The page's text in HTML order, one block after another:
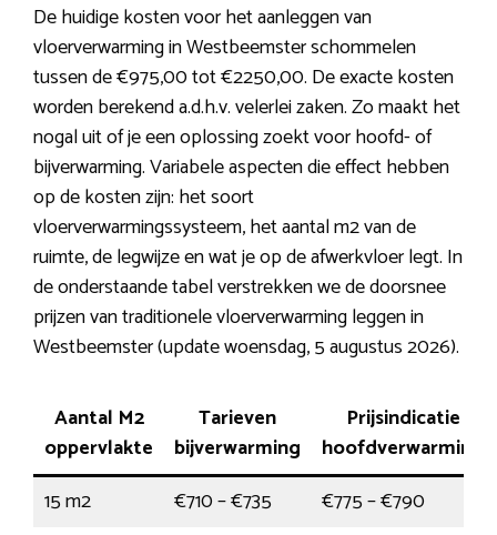
De huidige kosten voor het aanleggen van
vloerverwarming in Westbeemster schommelen
tussen de €975,00 tot €2250,00. De exacte kosten
worden berekend a.d.h.v. velerlei zaken. Zo maakt het
nogal uit of je een oplossing zoekt voor hoofd- of
bijverwarming. Variabele aspecten die effect hebben
op de kosten zijn: het soort
vloerverwarmingssysteem, het aantal m2 van de
ruimte, de legwijze en wat je op de afwerkvloer legt. In
de onderstaande tabel verstrekken we de doorsnee
prijzen van traditionele vloerverwarming leggen in
Westbeemster (update woensdag, 5 augustus 2026).
Aantal M2
oppervlakte
Tarieven
bijverwarming
Prijsindicatie
hoofdverwarming
15 m2
€710 – €735
€775 – €790